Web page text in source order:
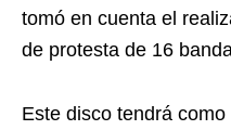
tomó en cuenta el
de protesta de 16
Este disco tendrá